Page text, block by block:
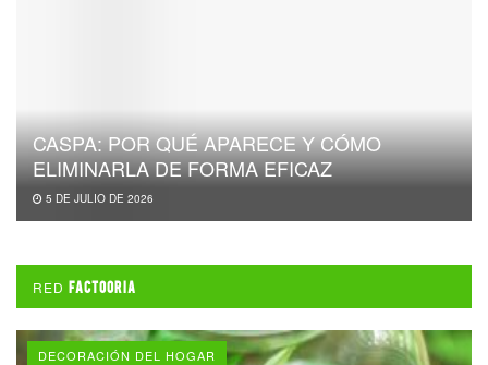
CASPA: POR QUÉ APARECE Y CÓMO
ELIMINARLA DE FORMA EFICAZ
5 DE JULIO DE 2026
RED FACTOORIA
DECORACIÓN DEL HOGAR